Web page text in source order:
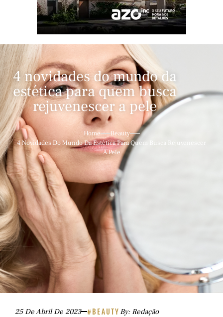
4 novidades do mundo da
estética para quem busca
rejuvenescer a pele
Home
Beauty
4 Novidades Do Mundo Da Estética Para Quem Busca Rejuvenescer
A Pele
25 De Abril De 2023 #BEAUTY By: Redação